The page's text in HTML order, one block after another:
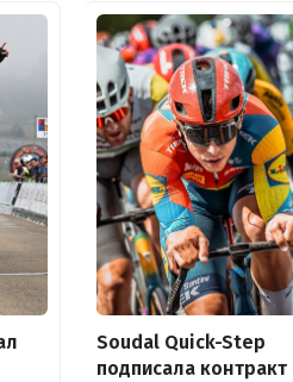
Soudal Quick-Step
подписала контракт